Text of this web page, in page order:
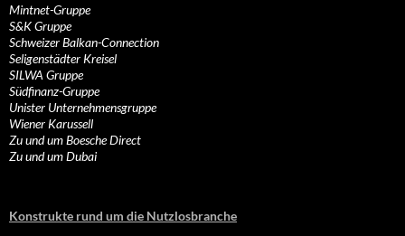
Mintnet-Gruppe
S&K Gruppe
Schweizer Balkan-Connection
Seligenstädter Kreisel
SILWA Gruppe
Südfinanz-Gruppe
Unister Unternehmensgruppe
Wiener Karussell
Zu und um Boesche Direct
Zu und um Dubai
Konstrukte rund um die Nutzlosbranche